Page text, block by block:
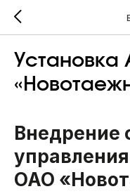
Внедрение
ОАО